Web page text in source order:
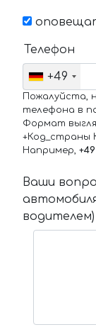
Телефон
+49
Пожалуйста,
телефона в
Формат
+Код_страны
Например,
Ваши
водителем)